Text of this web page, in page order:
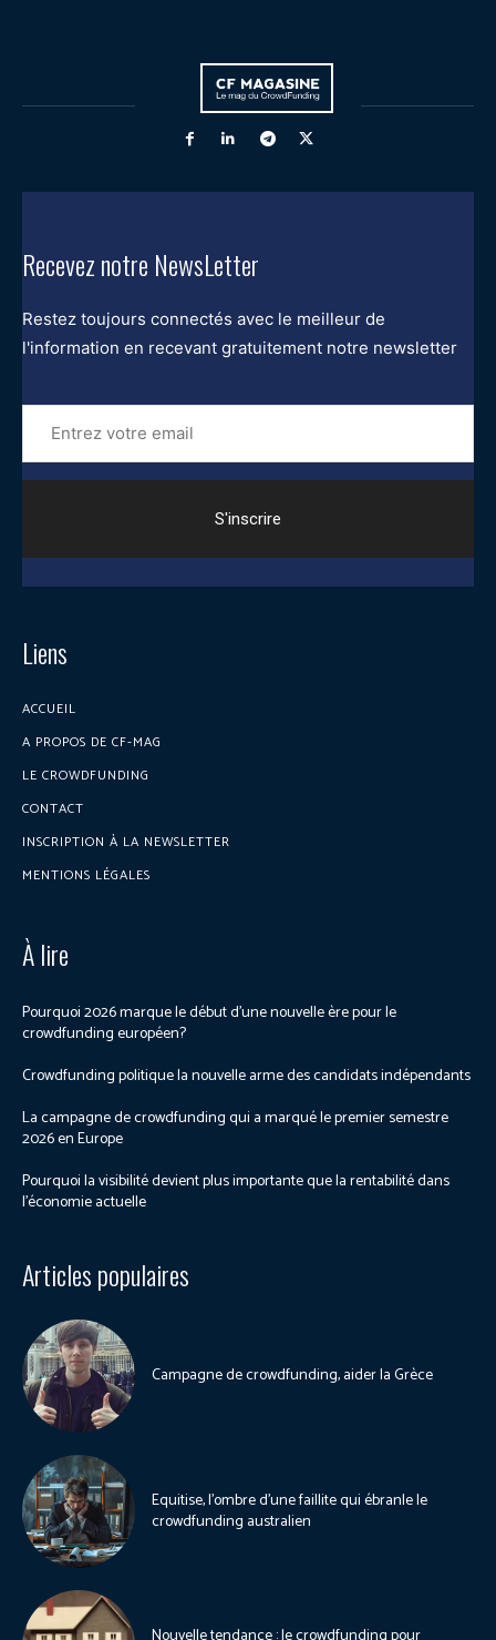
Recevez notre NewsLetter
Restez toujours connectés avec le meilleur de
l'information en recevant gratuitement notre newsletter
Entrez
votre
email
Liens
ACCUEIL
A PROPOS DE CF-MAG
LE CROWDFUNDING
CONTACT
INSCRIPTION À LA NEWSLETTER
MENTIONS LÉGALES
À lire
Pourquoi 2026 marque le début d’une nouvelle ère pour le
crowdfunding européen?
Crowdfunding politique la nouvelle arme des candidats indépendants
La campagne de crowdfunding qui a marqué le premier semestre
2026 en Europe
Pourquoi la visibilité devient plus importante que la rentabilité dans
l’économie actuelle
Articles populaires
Campagne de crowdfunding, aider la Grèce
Equitise, l’ombre d’une faillite qui ébranle le
crowdfunding australien